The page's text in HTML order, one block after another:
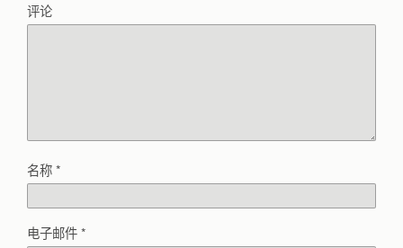
评论
名称*
电子邮件*